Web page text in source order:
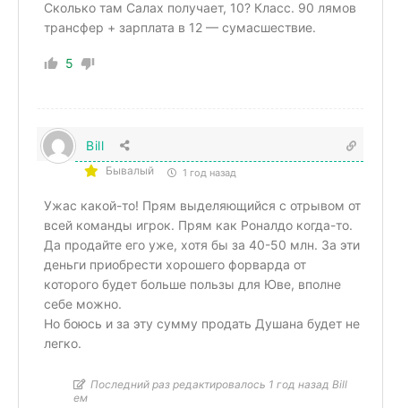
Сколько там Салах получает, 10? Класс. 90 лямов
трансфер + зарплата в 12 — сумасшествие.
5
Bill
Бывалый 1 год назад
Ужас какой-то! Прям выделяющийся с отрывом от
всей команды игрок. Прям как Роналдо когда-то.
Да продайте его уже, хотя бы за 40-50 млн. За эти
деньги приобрести хорошего форварда от
которого будет больше пользы для Юве, вполне
себе можно.
Но боюсь и за эту сумму продать Душана будет не
легко.
Последний раз редактировалось 1 год назад Bill
ем